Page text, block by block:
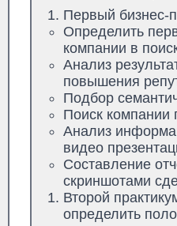
Первый бизнес-
Определить
компании в
Анализ
повышения
Подбор
Поиск
Анализ
видео
Составление
скриншотами
Второй
определить